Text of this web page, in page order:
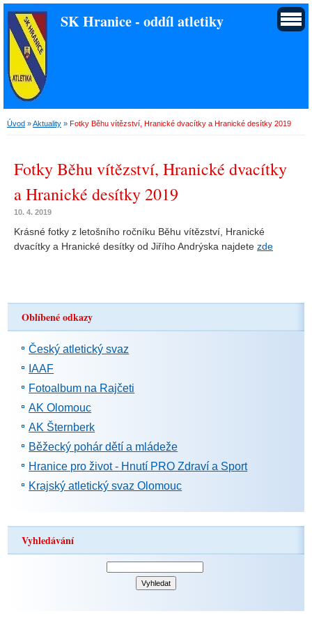
SK Hranice - oddíl atletiky
Úvod »Aktuality » Fotky Běhu vítězství, Hranické dvacítky a Hranické desítky 2019
Fotky Běhu vítězství, Hranické dvacítky
a Hranické desítky 2019
10. 4. 2019
Krásné fotky z letošního ročníku Běhu vítězství, Hranické
dvacítky a Hranické desítky od Jiřího Andrýska najdete zde
Oblíbené odkazy
Český atletický svaz
IAAF
Fotoalbum na Rajčeti
AK Olomouc
AK Šternberk
Běžecký pohár dětí a mládeže
Hranice pro život - Hnutí PRO Zdraví a Sport
Krajský atletický svaz Olomouc
Vyhledávání